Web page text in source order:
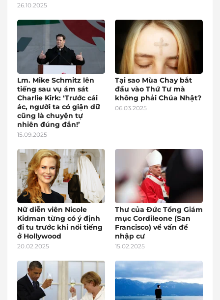
26.10.2025
Lm. Mike Schmitz lên
tiếng sau vụ ám sát
Charlie Kirk: ‘Trước cái
ác, người ta có giận dữ
cũng là chuyện tự
nhiên đúng đắn!’
15.09.2025
Tại sao Mùa Chay bắt
đầu vào Thứ Tư mà
không phải Chúa Nhật?
06.03.2025
Nữ diễn viên Nicole
Kidman từng có ý định
đi tu trước khi nổi tiếng
ở Hollywood
20.02.2025
Thư của Đức Tổng Giám
mục Cordileone (San
Francisco) về vấn đề
nhập cư
15.02.2025